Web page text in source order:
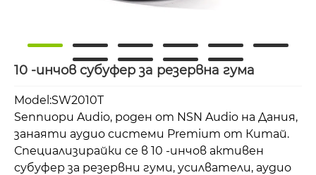
10 -инчов субуфер за резервна гума
Model:SW2010T
Sennuopu Audio, роден от NSN Audio на Дания,
занаяти аудио системи Premium от Китай.
Специализирайки се в 10 -инчов активен
субуфер за резервни гуми, усилватели, аудио